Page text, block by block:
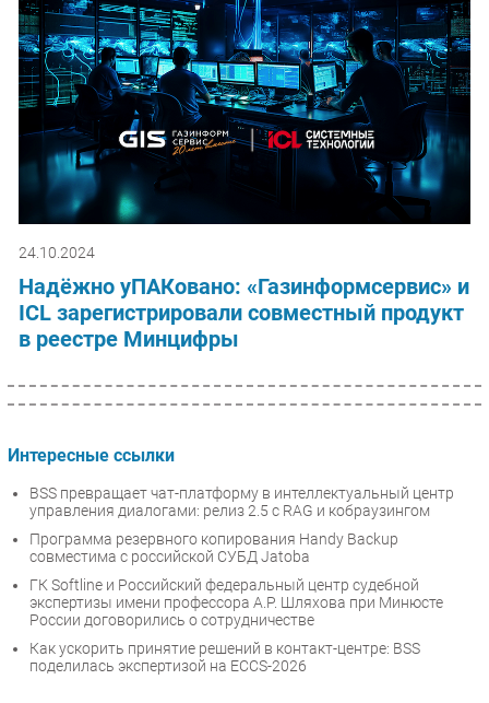
24.10.2024
Надёжно уПАКовано: «Газинформсервис» и
ICL зарегистрировали совместный продукт
в реестре Минцифры
Интересные ссылки
BSS превращает чат-платформу в интеллектуальный центр
управления диалогами: релиз 2.5 с RAG и кобраузингом
Программа резервного копирования Handy Backup
совместима с российской СУБД Jatoba
ГК Softline и Российский федеральный центр судебной
экспертизы имени профессора А.Р. Шляхова при Минюсте
России договорились о сотрудничестве
Как ускорить принятие решений в контакт-центре: BSS
поделилась экспертизой на ECCS-2026